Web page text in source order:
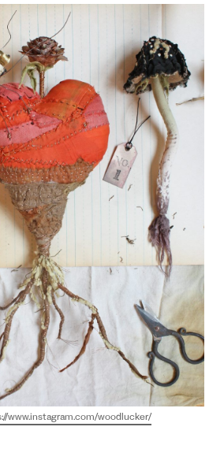
www.instagram.com/woodlucker/